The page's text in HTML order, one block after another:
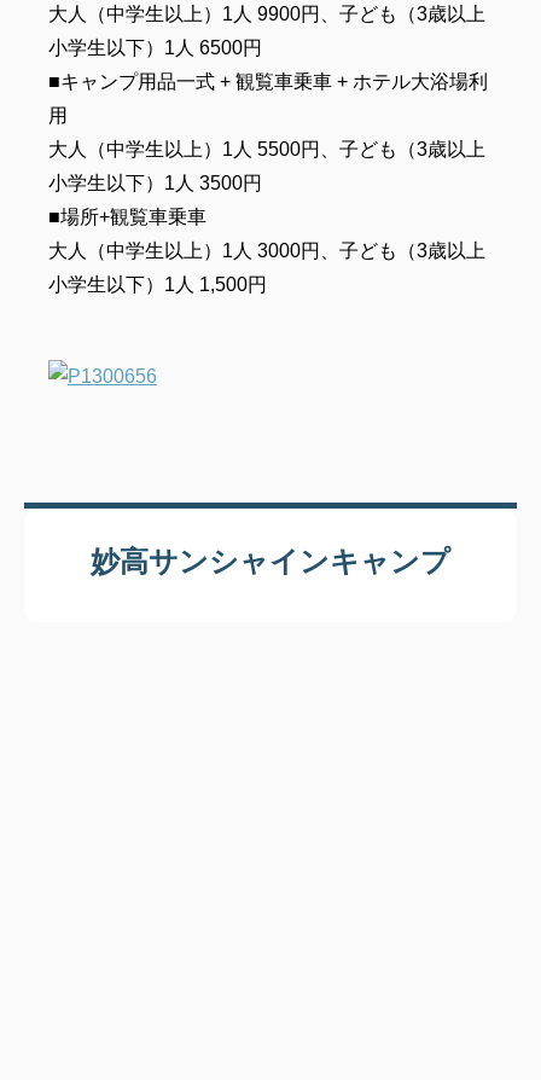
大人（中学生以上）1人 9900円、子ども（3歳以上
小学生以下）1人 6500円
■キャンプ用品一式 + 観覧車乗車 + ホテル大浴場利
用
大人（中学生以上）1人 5500円、子ども（3歳以上
小学生以下）1人 3500円
■場所+観覧車乗車
大人（中学生以上）1人 3000円、子ども（3歳以上
小学生以下）1人 1,500円
妙高サンシャインキャンプ